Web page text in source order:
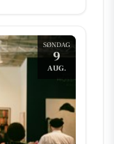
SØNDAG
9
AUG.